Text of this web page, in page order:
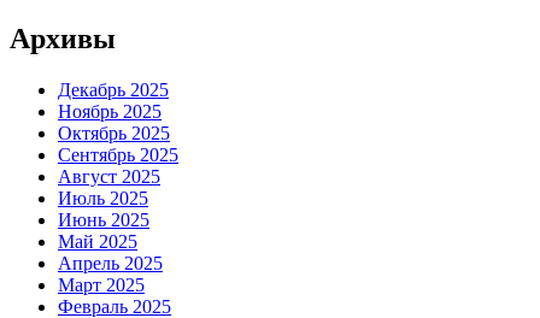
Архивы
Декабрь 2025
Ноябрь 2025
Октябрь 2025
Сентябрь 2025
Август 2025
Июль 2025
Июнь 2025
Май 2025
Апрель 2025
Март 2025
Февраль 2025